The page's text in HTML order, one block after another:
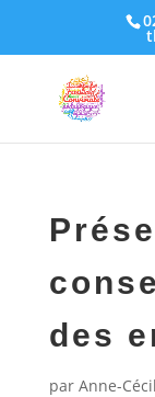
des
par Anne-